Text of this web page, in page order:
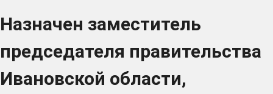
Назначен заместитель
председателя правительства
Ивановской области,